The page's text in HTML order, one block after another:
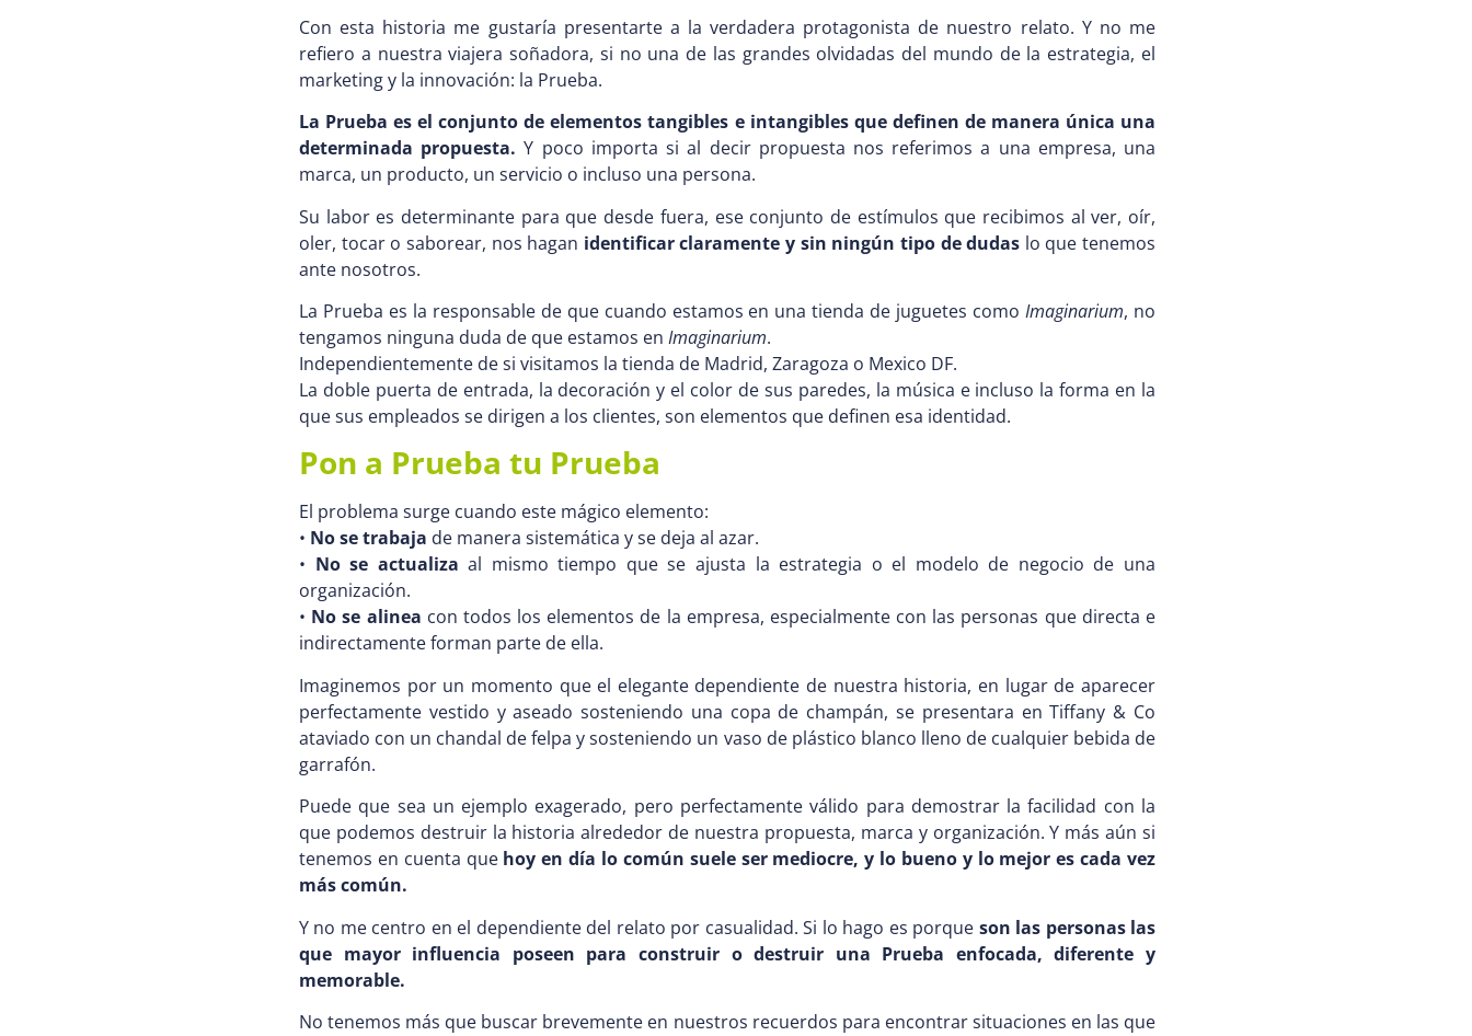
Con esta historia me gustaría presentarte a la verdadera protagonista de nuestro relato. Y no me
refiero a nuestra viajera soñadora, si no una de las grandes olvidadas del mundo de la estrategia, el
marketing y la innovación: la Prueba.
La Prueba es el conjunto de elementos tangibles e intangibles que definen de manera única una
determinada propuesta. Y poco importa si al decir propuesta nos referimos a una empresa, una
marca, un producto, un servicio o incluso una persona.
Su labor es determinante para que desde fuera, ese conjunto de estímulos que recibimos al ver, oír,
oler, tocar o saborear, nos hagan identificar claramente y sin ningún tipo de dudas lo que tenemos
ante nosotros.
La Prueba es la responsable de que cuando estamos en una tienda de juguetes comoImaginarium, no
tengamos ninguna duda de que estamos en Imaginarium.
Independientemente de si visitamos la tienda de Madrid, Zaragoza o Mexico DF.
La doble puerta de entrada, la decoración y el color de sus paredes, la música e incluso la forma en la
que sus empleados se dirigen a los clientes, son elementos que definen esa identidad.
Pon a Prueba tu Prueba
El problema surge cuando este mágico elemento:
• No se trabaja de manera sistemática y se deja al azar.
• No se actualiza al mismo tiempo que se ajusta la estrategia o el modelo de negocio de una
organización.
• No se alinea con todos los elementos de la empresa, especialmente con las personas que directa e
indirectamente forman parte de ella.
Imaginemos por un momento que el elegante dependiente de nuestra historia, en lugar de aparecer
perfectamente vestido y aseado sosteniendo una copa de champán, se presentara en Tiffany & Co
ataviado con un chandal de felpa y sosteniendo un vaso de plástico blanco lleno de cualquier bebida de
garrafón.
Puede que sea un ejemplo exagerado, pero perfectamente válido para demostrar la facilidad con la
que podemos destruir la historia alrededor de nuestra propuesta, marca y organización. Y más aún si
tenemos en cuenta que hoy en día lo común suele ser mediocre,y lo bueno y lo mejor es cada vez
más común.
Y no me centro en el dependiente del relato por casualidad. Si lo hago es porque son las personas las
que mayor influencia poseen para construir o destruir una Prueba enfocada,diferente y
memorable.
No tenemos más que buscar brevemente en nuestros recuerdos para encontrar situaciones en las que